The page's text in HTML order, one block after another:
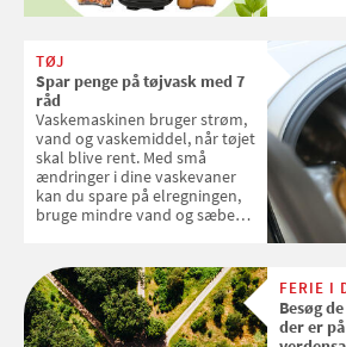
med en
frugt, vi
slutter
2026
TØJ
Spar penge på tøjvask med 7
råd
Vaskemaskinen bruger strøm,
vand og vaskemiddel, når tøjet
skal blive rent. Med små
ændringer i dine vaskevaner
kan du spare på elregningen,
bruge mindre vand og sæbe
enkle råd til at spare penge på
tøjvasken
FERIE I
Besøg
der er på